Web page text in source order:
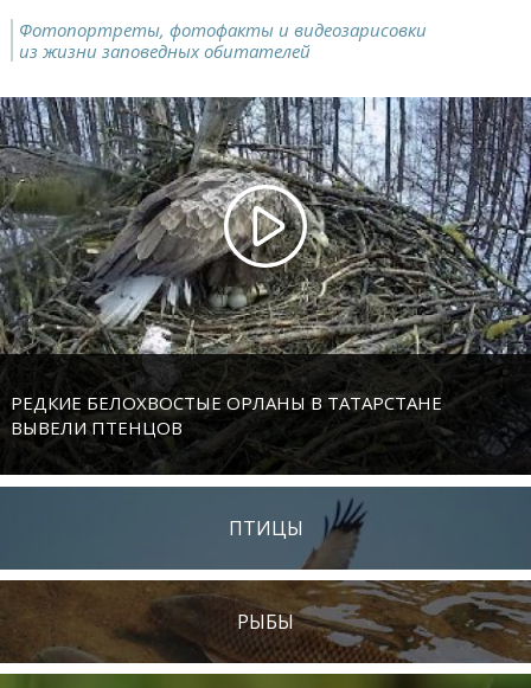
Фотопортреты, фотофакты и видеозарисовки
из жизни заповедных обитателей
РЕДКИЕ БЕЛОХВОСТЫЕ ОРЛАНЫ В ТАТАРСТАНЕ
ВЫВЕЛИ ПТЕНЦОВ
ПТИЦЫ
РЫБЫ